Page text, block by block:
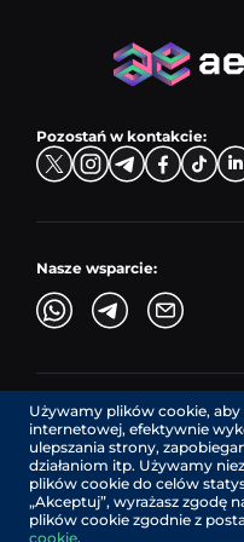
ADA → EUR
CZK → BNB (BSC)
DKK → DOGE
TRY → TON
Pary kupna
Pary wymiany
Pozostań w kontakcie:
Nasze wsparcie:
AEXchanger.com jest
wymiany są świadczone
zewnętrznych.
Usługi w Kanadzie są
CORPORATION, spółkę
rejestracyjny: BC1545532),
RICHARDS STREET,
Używamy plików cookie,
internetowej, efektywnie
ulepszania strony,
działaniom itp. Używamy
plików cookie do celów
„Akceptuj”, wyrażasz zgodę
plików cookie zgodnie z
cookie.